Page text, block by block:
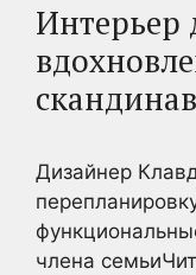
Интерьер
Дизайнер
члена